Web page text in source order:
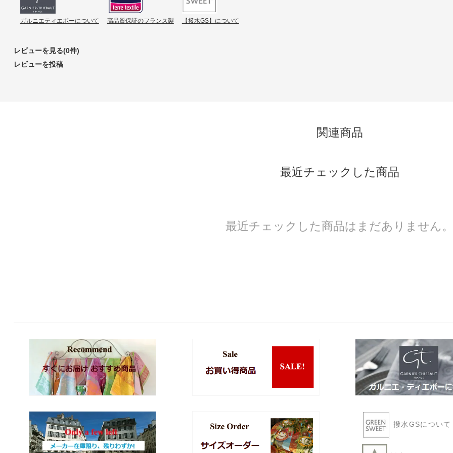
ガルニエティエボーについて 高品質保証のフランス製 【撥水GS】について
レビューを見る(0件)
レビューを投稿
関連商品
最近チェックした商品
最近チェックした商品はまだありません
撥水GSについ